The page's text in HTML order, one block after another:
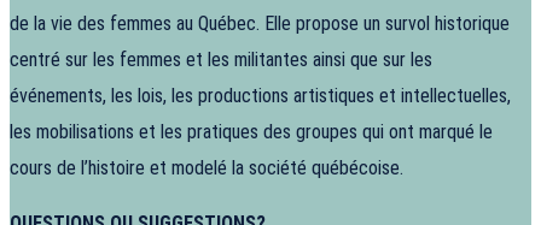
de la vie des femmes au Québec. Elle propose un survol historique
centré sur les femmes et les militantes ainsi que sur les
événements, les lois, les productions artistiques et intellectuelles,
les mobilisations et les pratiques des groupes qui ont marqué le
cours de l’histoire et modelé la société québécoise.